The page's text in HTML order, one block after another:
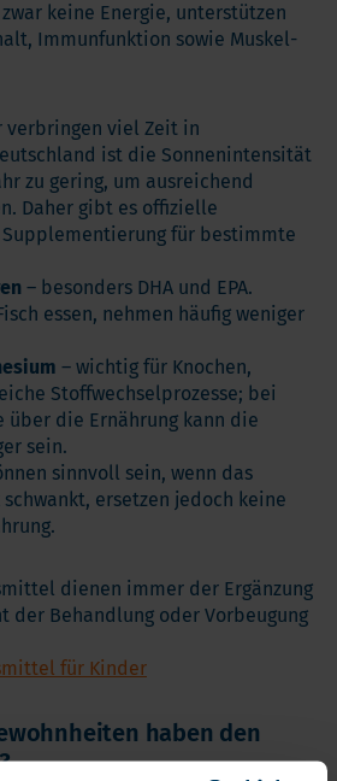
keine Energie, unterstützen
Immunfunktion sowie Muskel-
verbringen viel Zeit in
ist die Sonnenintensität
zu gering, um ausreichend
Daher gibt es offizielle
Supplementierung für bestimmte
– besonders DHA und EPA.
essen, nehmen häufig weniger
– wichtig für Knochen,
Stoffwechselprozesse; bei
über die Ernährung kann die
sein.
sinnvoll sein, wenn das
ersetzen jedoch keine
dienen immer der Ergänzung
der Behandlung oder Vorbeugung
für Kinder
haben den